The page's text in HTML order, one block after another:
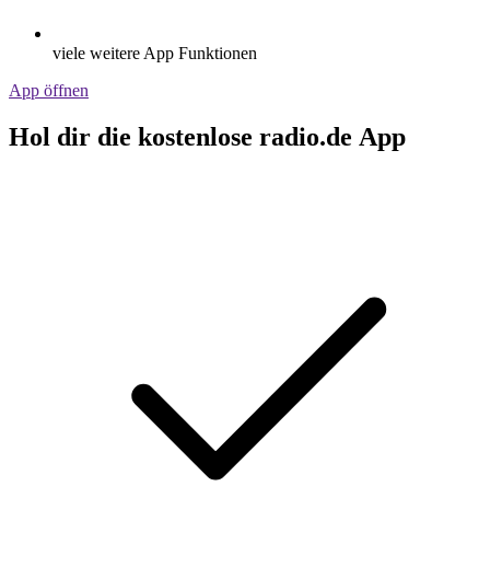
viele weitere App Funktionen
App öffnen
Hol dir die kostenlose radio.de App